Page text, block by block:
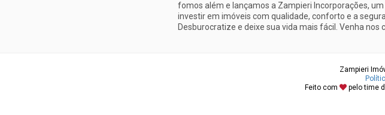
fomos além e lançamos a Zampieri Incorporações,
investir em imóveis com qualidade, conforto e a
Desburocratize e deixe sua vida mais fácil. Venha nos
Zampieri
Feito com
pelo time